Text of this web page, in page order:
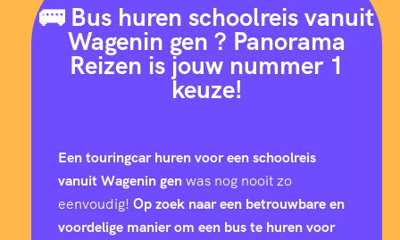
🚌 Bus huren schoolreis vanuit
Wagenin gen ? Panorama
Reizen is jouw nummer 1
keuze!
Een touringcar huren voor een schoolreis
vanuit Wagenin genwas nog nooit zo
eenvoudig! Op zoek naar een betrouwbare en
voordelige manier om een bus te huren voor